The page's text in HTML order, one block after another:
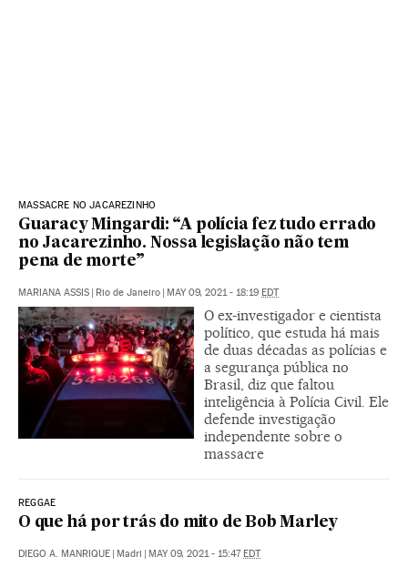
MASSACRE NO JACAREZINHO
Guaracy Mingardi: “A polícia fez tudo errado
no Jacarezinho. Nossa legislação não tem
pena de morte”
MARIANA ASSIS Rio de Janeiro MAY 09, 2021 - 18:19 EDT
O ex-investigador e cientista
político, que estuda há mais
de duas décadas as polícias e
a segurança pública no
Brasil, diz que faltou
inteligência à Polícia Civil. Ele
defende investigação
independente sobre o
massacre
REGGAE
O que há por trás do mito de Bob Marley
DIEGO A. MANRIQUE Madri MAY 09, 2021 - 15:47 EDT